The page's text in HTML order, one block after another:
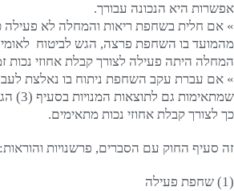
אפשרות היא הנכונה עבורך.
» אם חלית בשחפת ריאות והמחלה לא פעילה
מהמועד בו השחפת פרצה, הגש לביטוח לאומי
המחלה היתה פעילה לצורך קבלת אחוזי נכות
» אם עברת עקב השחפת ניתוח בו נאלצת
כך לצורך קבלת אחוזי נכות מתאימים.
זה סעיף החוק עם הסברים, פרשנויות והוראות:
(1) שחפת פעילה